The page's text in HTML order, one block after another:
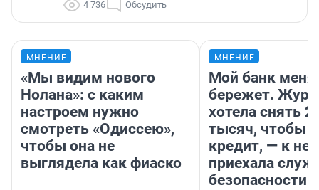
4 736 Обсудить
МНЕНИЕ
«Мы видим нового
Нолана»: с каким
настроем нужно
смотреть «Одиссею»,
чтобы она не
выглядела как фиаско
МНЕНИЕ
Мой банк меня
бережет.
хотела снять
тысяч, чтобы
кредит, — к
приехала
безопасности